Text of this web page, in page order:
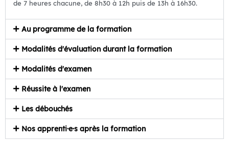
de 7 heures chacune, de 8h30 à 12h puis de 13h à 16h30.
Au programme de la formation
Modalités d'évaluation durant la formation
Modalités d'examen
Réussite à l'examen
Les débouchés
Nos apprenti·e·s après la formation